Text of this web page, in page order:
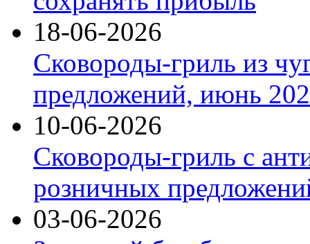
18-06-2026
Сковороды-гриль из
предложений, июнь
10-06-2026
Сковороды-гриль с
розничных
03-06-2026